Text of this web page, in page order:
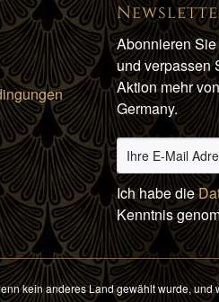
Abonnieren
und verpassen
Aktion mehr
Germany.
Ich habe die
Kenntnis
kein anderes Land gewählt wurde, und